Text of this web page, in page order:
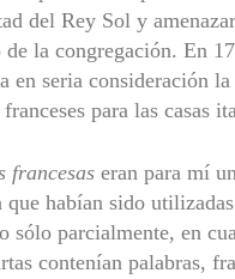
del Rey Sol y
de la congregación. En
en seria consideración
para las casas
francesas eran para mí
que habían sido
sólo par­cialmente, en
contenían pala­bras,